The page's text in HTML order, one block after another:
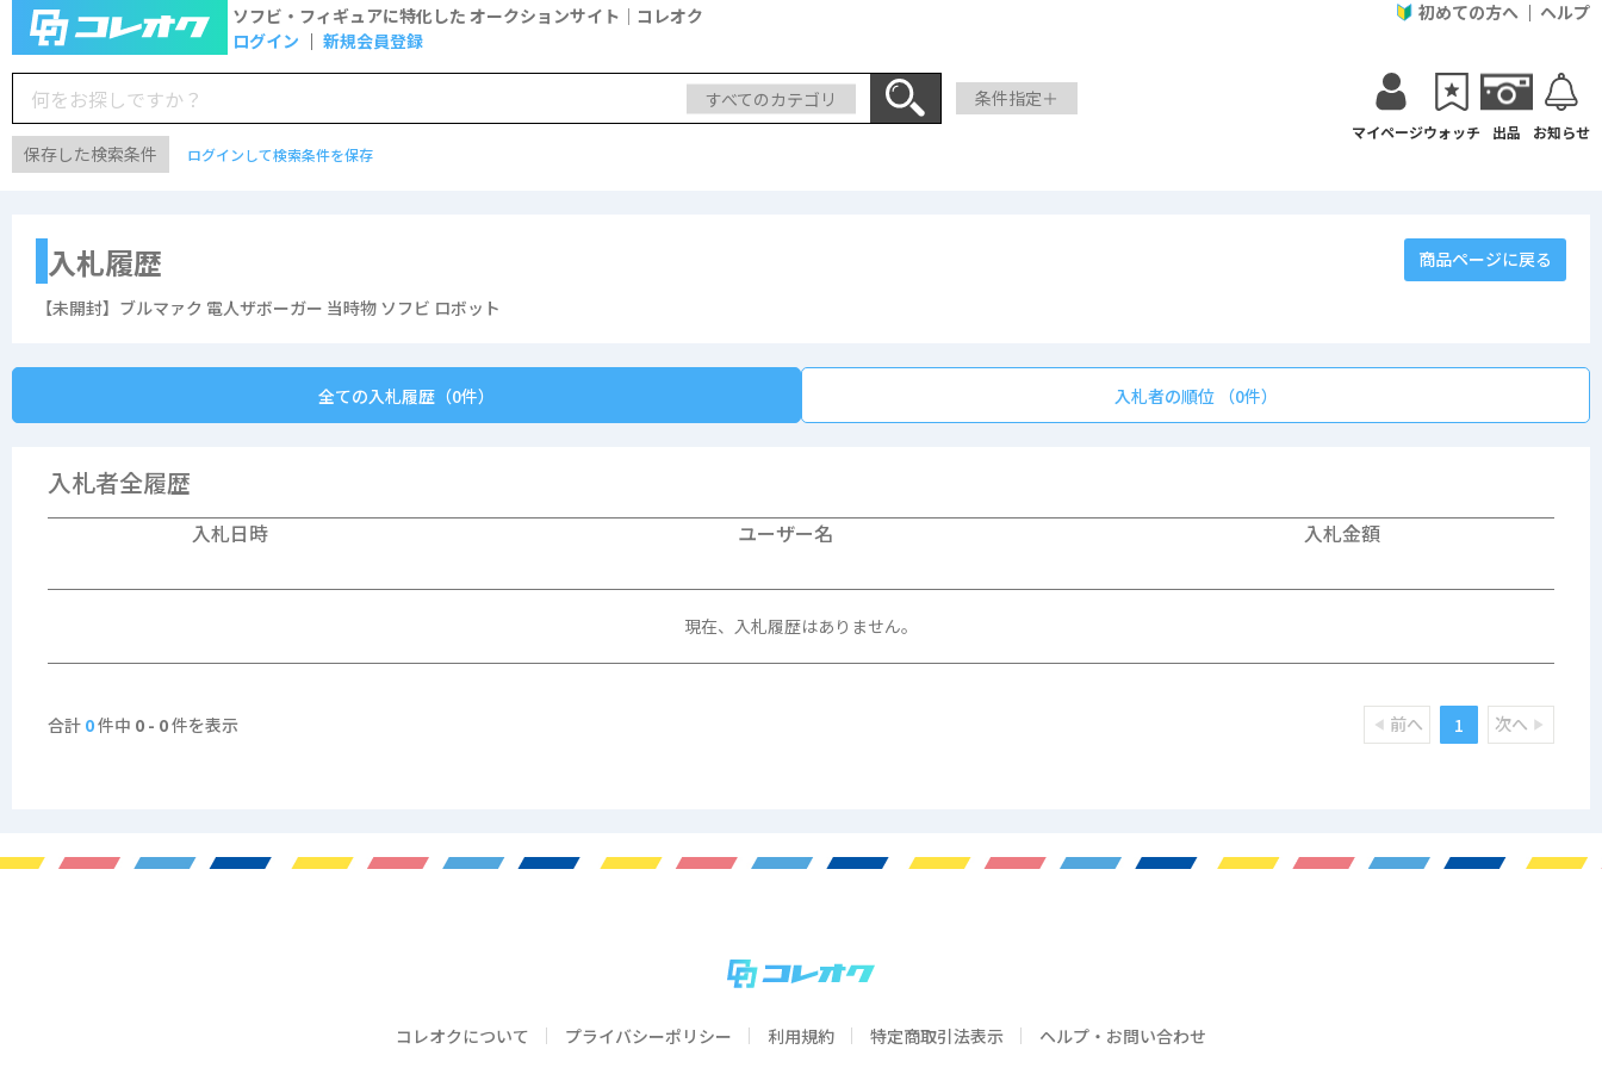
ソフビ・フィギュアに特化した オークションサイト｜コレオク
ログイン
新規会員登録
初めての方へ ヘルプ
すべてのカテゴリ 条件指定＋
保存した検索条件 ログインして検索条件を保存
マイページウォッチ 出品 お知らせ
入札履歴 商品ページに戻る
【未開封】ブルマァク 電人ザボーガー 当時物 ソフビ ロボット
全ての入札履歴（0件） 入札者の順位 （0件）
入札者全履歴
入札日時 ユーザー名 入札金額
現在、入札履歴はありません。
合計 0件中 0 - 0件を表示 前へ 1 次へ
コレオクについて プライバシーポリシー 利用規約 特定商取引法表示 ヘルプ・お問い合わせ